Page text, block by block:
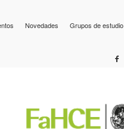
Novedades Grupos de estudio